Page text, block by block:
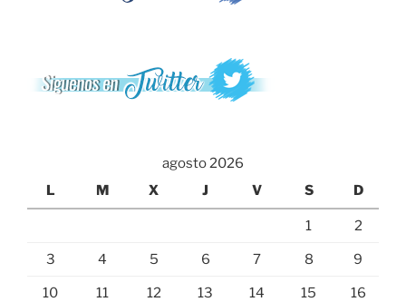
agosto 2026
L
M X J V S D
1 2
3 4 5 6 7 8 9
10 11 12 13 14 15 16